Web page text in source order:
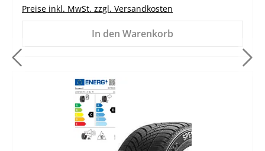
Preise inkl. MwSt. zzgl. Versandkosten
In den Warenkorb